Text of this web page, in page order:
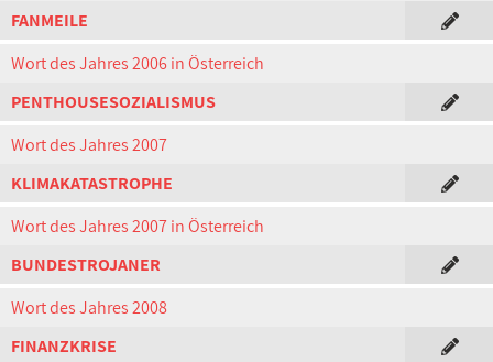
FANMEILE
Wort des Jahres 2006 in Österreich
PENTHOUSESOZIALISMUS
Wort des Jahres 2007
KLIMAKATASTROPHE
Wort des Jahres 2007 in Österreich
BUNDESTROJANER
Wort des Jahres 2008
FINANZKRISE